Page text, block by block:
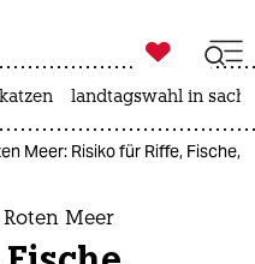

taz zahl ich
katzen landtagswahl in
Meer: Risiko für Riffe, Fische,
Meer